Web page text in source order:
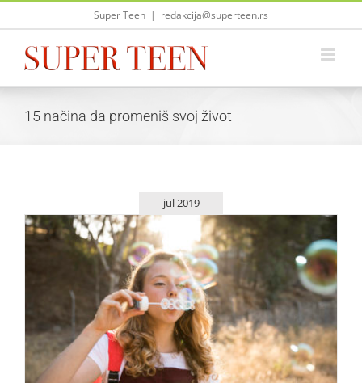
Skip
Super Teen | redakcija@superteen.rs
15 načina da promeniš svoj život
jul 2019
15 načina da promeniš svoj život ovog leta
Saveti